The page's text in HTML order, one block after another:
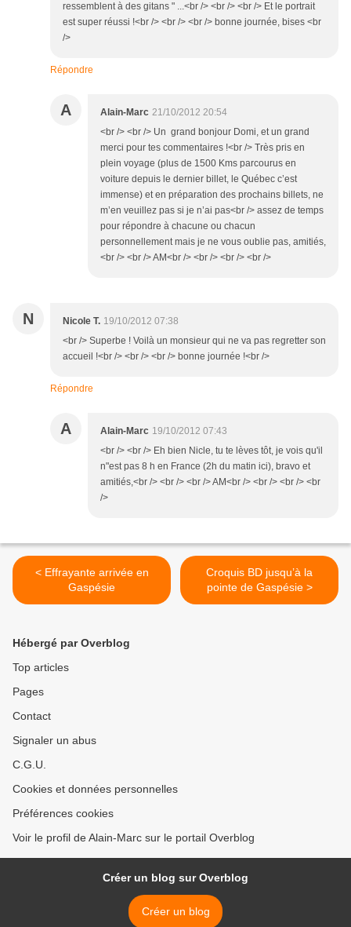
ressemblent à des gitans " ...<br /> <br /> <br /> Et le portrait
est super réussi !<br /> <br /> <br /> bonne journée, bises <br
/>
Répondre
A Alain-Marc 21/10/2012 20:54
<br /> <br /> Un grand bonjour Domi, et un grand
merci pour tes commentaires !<br /> Très pris en
plein voyage (plus de 1500 Kms parcourus en
voiture depuis le dernier billet, le Québec c’est
immense) et en préparation des prochains billets, ne
m’en veuillez pas si je n’ai pas<br /> assez de temps
pour répondre à chacune ou chacun
personnellement mais je ne vous oublie pas, amitiés,
<br /> <br /> AM<br /> <br /> <br /> <br />
N Nicole T. 19/10/2012 07:38
<br /> Superbe ! Voilà un monsieur qui ne va pas regretter son
accueil !<br /> <br /> <br /> bonne journée !<br />
Répondre
A Alain-Marc 19/10/2012 07:43
<br /> <br /> Eh bien Nicle, tu te lèves tôt, je vois qu'il
n"est pas 8 h en France (2h du matin ici), bravo et
amitiés,<br /> <br /> <br /> AM<br /> <br /> <br /> <br
/>
< Effrayante arrivée en
Gaspésie
Croquis BD jusqu’à la
pointe de Gaspésie >
Hébergé par Overblog
Top articles
Pages
Contact
Signaler un abus
C.G.U.
Cookies et données personnelles
Préférences cookies
Voir le profil de Alain-Marc sur le portail Overblog
Créer un blog sur Overblog
Créer un blog